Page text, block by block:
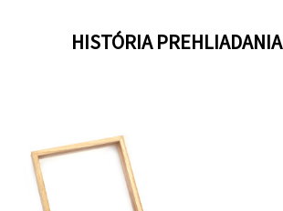
HISTÓRIA PREHLIADANIA